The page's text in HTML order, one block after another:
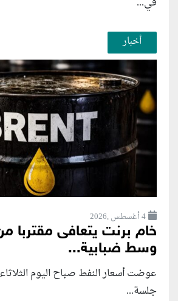
أخبار
4 أغسطس ,2026
وسط ضبابية...
عوضت أسعار النفط صباح اليوم
جلسة...